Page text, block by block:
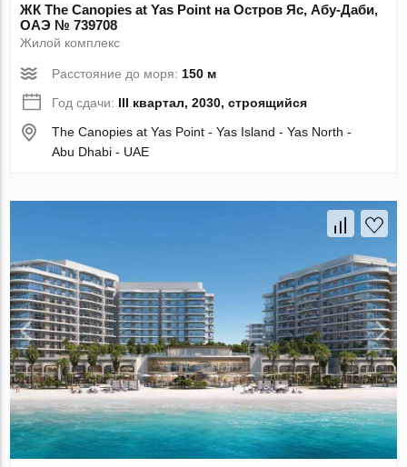
ЖК The Canopies at Yas Point на Остров Яс, Абу-Даби,
ОАЭ № 739708
Жилой комплекс
Расстояние до моря:150 м
Год сдачи: III квартал, 2030, строящийся
The Canopies at Yas Point - Yas Island - Yas North -
Abu Dhabi - UAE